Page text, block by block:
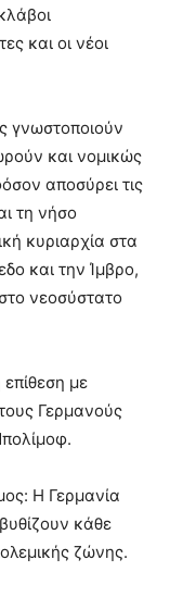
και οι νέοι
γνωστοποιούν
και νομικώς
αποσύρει τις
τη νήσο
κυριαρχία στα
και την Ίμβρο,
νεοσύστατο
με
Γερμανούς
Η Γερμανία
κάθε
ζώνης.